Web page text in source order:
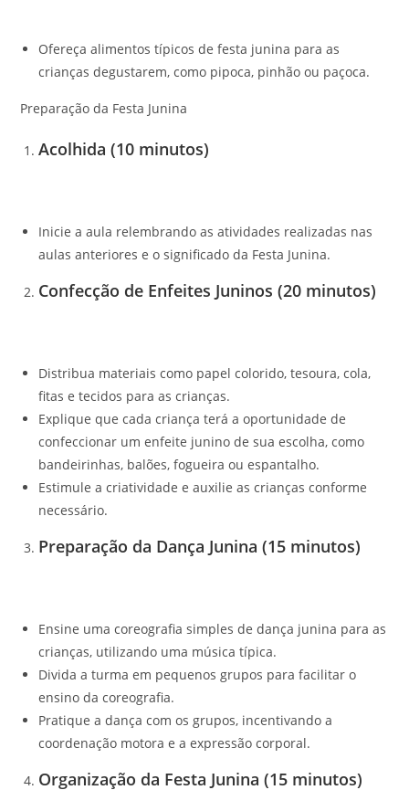
Ofereça alimentos típicos de festa junina para as
crianças degustarem, como pipoca, pinhão ou paçoca.
Preparação da Festa Junina
Acolhida (10 minutos)
Inicie a aula relembrando as atividades realizadas nas
aulas anteriores e o significado da Festa Junina.
Confecção de Enfeites Juninos (20 minutos)
Distribua materiais como papel colorido, tesoura, cola,
fitas e tecidos para as crianças.
Explique que cada criança terá a oportunidade de
confeccionar um enfeite junino de sua escolha, como
bandeirinhas, balões, fogueira ou espantalho.
Estimule a criatividade e auxilie as crianças conforme
necessário.
Preparação da Dança Junina (15 minutos)
Ensine uma coreografia simples de dança junina para as
crianças, utilizando uma música típica.
Divida a turma em pequenos grupos para facilitar o
ensino da coreografia.
Pratique a dança com os grupos, incentivando a
coordenação motora e a expressão corporal.
Organização da Festa Junina (15 minutos)